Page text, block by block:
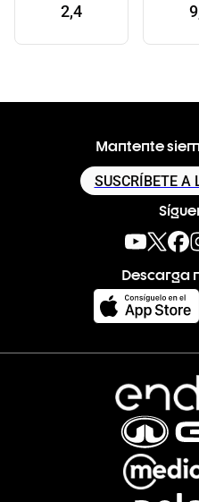
2,4
Mantente
SUSCRÍBETE A
Descarga